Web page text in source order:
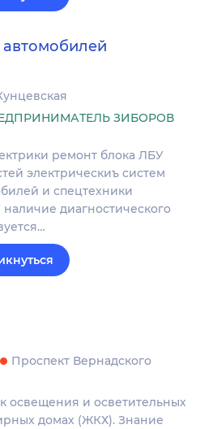
ЗИБОРОВ
ремонт блока ЛБУ
электрическиъ систем
и спецтехники
диагностического
Проспект Вернадского
освещения и осветительных
домах (ЖКХ). Знание